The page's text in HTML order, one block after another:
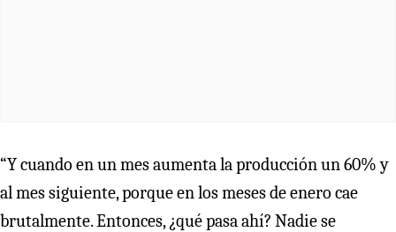
“Y cuando en un mes aumenta la producción un 60% y
al mes siguiente, porque en los meses de enero cae
brutalmente. Entonces, ¿qué pasa ahí? Nadie se